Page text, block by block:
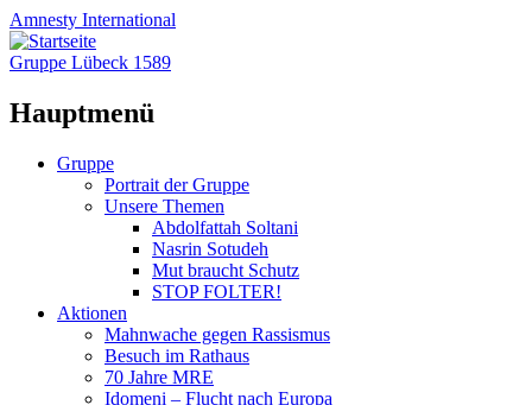
Amnesty International
Gruppe Lübeck 1589
Hauptmenü
Zum
Gruppe
Portrait der Gruppe
Unsere Themen
Abdolfattah Soltani
Nasrin Sotudeh
Mut braucht Schutz
STOP FOLTER!
Aktionen
Mahnwache gegen Rassismus
Besuch im Rathaus
70 Jahre MRE
Idomeni – Flucht nach Europa